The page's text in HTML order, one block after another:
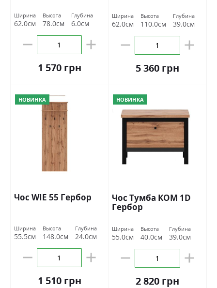
Ширина
62.0см
Высота
78.0см
Глубина
6.0см
1 570 грн
Ширина
62.0см
Высота
110.0см
Глубина
39.0см
5 360 грн
НОВИНКА
Чос WIE 55 Гербор
Ширина
55.5см
Высота
148.0см
Глубина
24.0см
1 510 грн
НОВИНКА
Чос Тумба КОМ 1D
Гербор
Ширина
55.0см
Высота
40.0см
Глубина
39.0см
2 820 грн